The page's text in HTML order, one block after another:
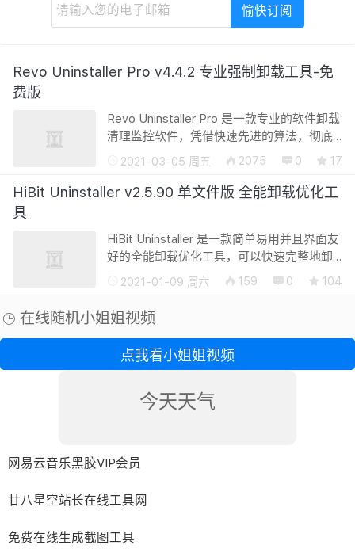
Revo Uninstaller Pro v4.4.2 专业强制卸载工具-免
费版
Revo Uninstaller Pro 是一款专业的软件卸载
清理监控软件，凭借快速先进的算法，彻底
分析和扫描程序在系统和注册表中的所有文
件和键值，将程序彻底完全的移除，不会在
系统中留下软件的任何残留！Revo U...
2021-03-05 周五 2075 0 17
HiBit Uninstaller v2.5.90 单文件版 全能卸载优化工
具
HiBit Uninstaller 是一款简单易用并且界面友
好的全能卸载优化工具，可以快速完整地卸
载 Windows 系统安装的应用程序。其内部还
包含了很多可以清理、优化并管理系统的工
具。HiBit Uninstaller 是目前唯...
2021-01-09 周六 159 0 104
在线随机小姐姐视频
点我看小姐姐视频
今天天气
网易云音乐黑胶VIP会员
廿八星空站长在线工具网
免费在线生成截图工具